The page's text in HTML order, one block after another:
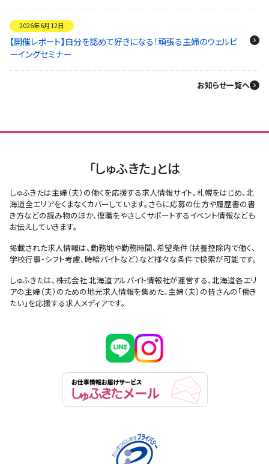
2026年6月12日
【開催レポート】自分を認めて好きになる！頑張る主婦のウェルビ
ーイングセミナー
お知らせ一覧へ
「しゅふきた」とは
しゅふきたは主婦（夫）の働くを応援する求人情報サイト。札幌をはじめ、北
海道全エリアをくまなくカバーしています。さらに応募の仕方や履歴書の書
き方などの読み物のほか、復職をやさしくサポートするイベント情報なども
お伝えしていきます。
掲載された求人情報は、勤務地や勤務時間、希望条件（扶養控除内で働く、
学校行事・シフト考慮、時給バイトなど）など様々な条件で検索が可能です。
しゅふきたは、株式会社 北海道アルバイト情報社が運営する、北海道各エリ
アの主婦（夫）のための地元求人情報を集めた、主婦（夫）の皆さんの「働き
たい」を応援する求人メディアです。